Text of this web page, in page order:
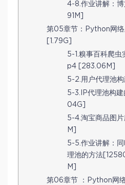
4-8.作业讲解：
91M]
第05章节：Python网
[1.79G]
5-1.糗事百科爬
p4 [283.06M]
5-2.用户代理池
5-3.IP代理池构
04G]
5-4.淘宝商品图
M]
5-5.作业讲解：
理池的方法
M]
第06章节 ：Python网